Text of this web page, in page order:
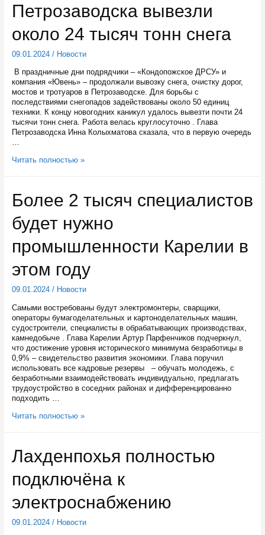
Петрозаводска вывезли
около 24 тысяч тонн снега
09.01.2024/ Новости
В праздничные дни подрядчики – «Кондопожское ДРСУ» и
компания «Ювень» – продолжали вывозку снега, очистку дорог,
мостов и тротуаров в Петрозаводске. Для борьбы с
последствиями снегопадов задействованы около 50 единиц
техники. К концу новогодних каникул удалось вывезти почти 24
тысячи тонн снега. Работа велась круглосуточно . Глава
Петрозаводска Инна Колыхматова сказала, что в первую очередь
…
За
Петрозаводска
около
24
тонн
Читать полностью »
Более 2 тысяч специалистов
будет нужно
промышленности Карелии в
этом году
09.01.2024/ Новости
Самыми востребованы будут электромонтеры, сварщики,
операторы бумагоделательных и картоноделательных машин,
судостроители, специалисты в обрабатывающих производствах,
камнедобыче . Глава Карелии Артур Парфенчиков подчеркнул,
что достижение уровня исторического минимума безработицы в
0,9% – свидетельство развития экономики. Глава поручил
использовать все кадровые резервы – обучать молодежь, с
безработными взаимодействовать индивидуально, предлагать
трудоустройство в соседних районах и дифференцированно
подходить …
Более
будет
промышленности
Карелии
этом
Читать полностью »
Лахденпохья полностью
подключёна к
электроснабжению
09.01.2024/ Новости